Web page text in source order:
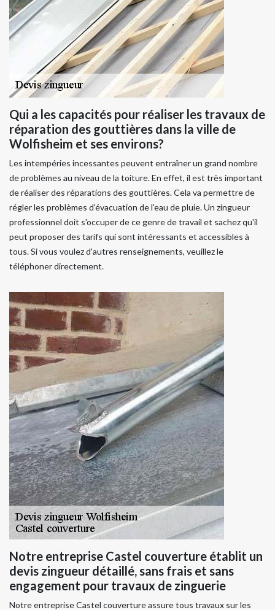
Qui a les capacités pour réaliser les travaux de
réparation des gouttières dans la ville de
Wolfisheim et ses environs?
Les intempéries incessantes peuvent entraîner un grand nombre
de problèmes au niveau de la toiture. En effet, il est très important
de réaliser des réparations des gouttières. Cela va permettre de
régler les problèmes d'évacuation de l'eau de pluie. Un zingueur
professionnel doit s'occuper de ce genre de travail et sachez qu'il
peut proposer des tarifs qui sont intéressants et accessibles à
tous. Si vous voulez d'autres renseignements, veuillez le
téléphoner directement.
Notre entreprise Castel couverture établit un
devis zingueur détaillé, sans frais et sans
engagement pour travaux de zinguerie
Notre entreprise Castel couverture assure tous travaux sur les